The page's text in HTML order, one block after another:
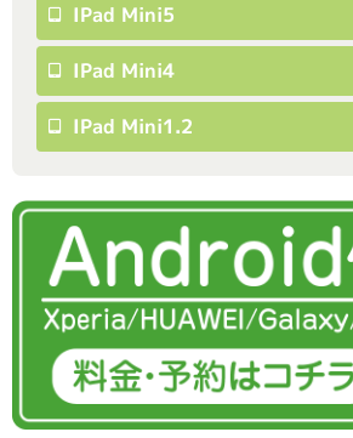
IPad Mini5
IPad Mini4
IPad Mini1.2